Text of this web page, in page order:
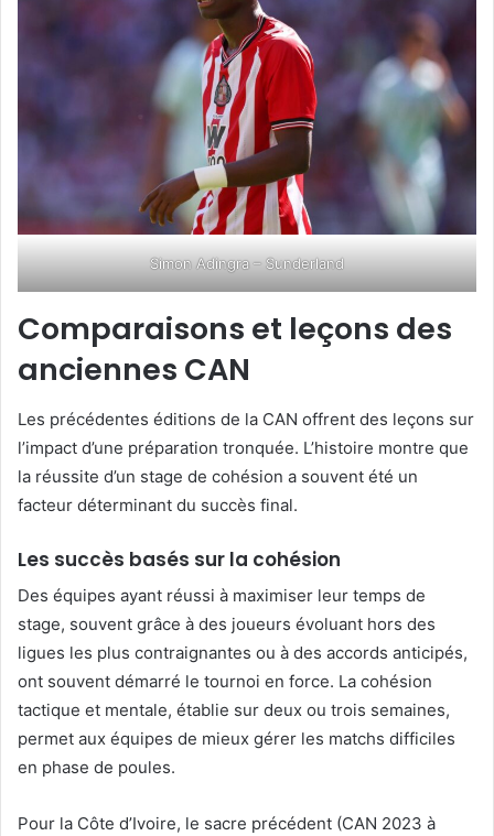
Simon Adingra – Sunderland
Comparaisons et leçons des
anciennes CAN
Les précédentes éditions de la CAN offrent des leçons sur
l’impact d’une préparation tronquée. L’histoire montre que
la réussite d’un stage de cohésion a souvent été un
facteur déterminant du succès final.
Les succès basés sur la cohésion
Des équipes ayant réussi à maximiser leur temps de
stage, souvent grâce à des joueurs évoluant hors des
ligues les plus contraignantes ou à des accords anticipés,
ont souvent démarré le tournoi en force. La cohésion
tactique et mentale, établie sur deux ou trois semaines,
permet aux équipes de mieux gérer les matchs difficiles
en phase de poules.
Pour la Côte d’Ivoire, le sacre précédent (CAN 2023 à